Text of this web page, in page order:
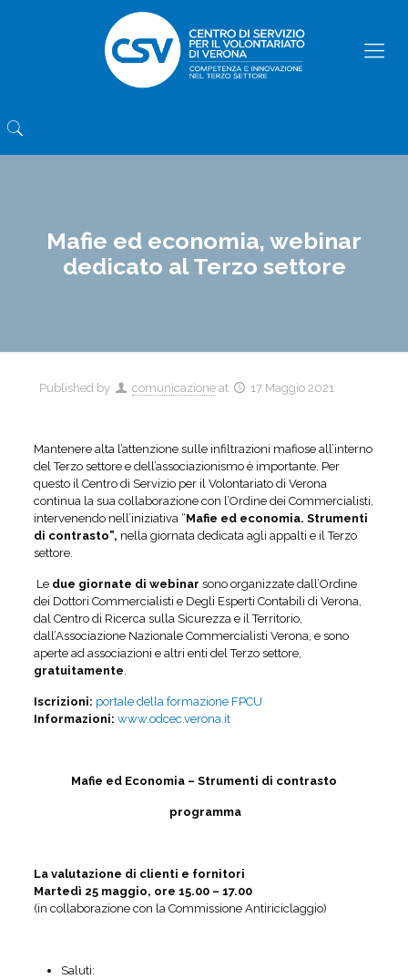
Mafie ed economia, webinar
dedicato al Terzo settore
Published by comunicazione at 17 Maggio 2021
Mantenere alta l’attenzione sulle infiltrazioni mafiose all’interno
del Terzo settore e dell’associazionismo è importante. Per
questo il Centro di Servizio per il Volontariato di Verona
continua la sua collaborazione con l’Ordine dei Commercialisti,
intervenendo nell’iniziativa “Mafie ed economia. Strumenti
di contrasto”, nella giornata dedicata agli appalti e il Terzo
settore.
Le due giornate di webinar sono organizzate dall’Ordine
dei Dottori Commercialisti e Degli Esperti Contabili di Verona,
dal Centro di Ricerca sulla Sicurezza e il Territorio,
dall’Associazione Nazionale Commercialisti Verona, e sono
aperte ad associazioni e altri enti del Terzo settore,
gratuitamente.
Iscrizioni: portale della formazione FPCU
Informazioni: www.odcec.verona.it
Mafie ed Economia – Strumenti di contrasto
programma
La valutazione di clienti e fornitori
Martedì 25 maggio, ore 15.00 – 17.00
(in collaborazione con la Commissione Antiriciclaggio)
Saluti: